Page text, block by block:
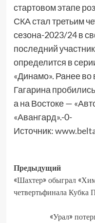
стартовом этапе
СКА стал третьим
сезона-2023/24 в
последний
определится в
«Динамо». Ранее во
Гагарина
а на Востоке —
«Авангард».-0-
Источник:
Предыдущий
«Шахтер» обыграл
четвертьфинала Кубка
«Урал»